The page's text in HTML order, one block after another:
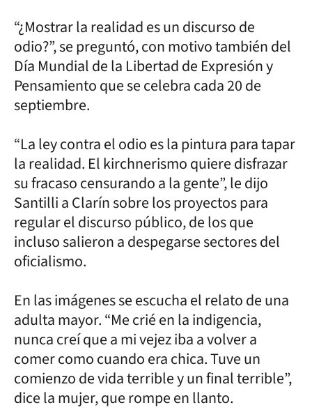
“¿Mostrar la realidad es un discurso de
odio?”, se preguntó, con motivo también del
Día Mundial de la Libertad de Expresión y
Pensamiento que se celebra cada 20 de
septiembre.
“La ley contra el odio es la pintura para tapar
la realidad. El kirchnerismo quiere disfrazar
su fracaso censurando a la gente”, le dijo
Santilli a Clarín sobre los proyectos para
regular el discurso público, de los que
incluso salieron a despegarse sectores del
oficialismo.
En las imágenes se escucha el relato de una
adulta mayor. “Me crié en la indigencia,
nunca creí que a mi vejez iba a volver a
comer como cuando era chica. Tuve un
comienzo de vida terrible y un final terrible”,
dice la mujer, que rompe en llanto.